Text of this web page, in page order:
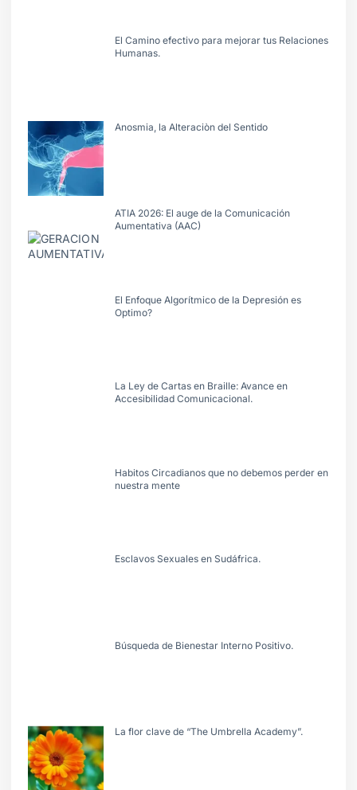
El Camino efectivo para mejorar tus Relaciones
Humanas.
Anosmia, la Alteraciòn del Sentido
ATIA 2026: El auge de la Comunicación
Aumentativa (AAC)
El Enfoque Algorítmico de la Depresión es
Optimo?
La Ley de Cartas en Braille: Avance en
Accesibilidad Comunicacional.
Habitos Circadianos que no debemos perder en
nuestra mente
Esclavos Sexuales en Sudáfrica.
Búsqueda de Bienestar Interno Positivo.
La flor clave de “The Umbrella Academy”.